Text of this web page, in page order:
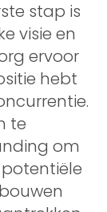
stap is
visie en
ervoor
hebt
te
om